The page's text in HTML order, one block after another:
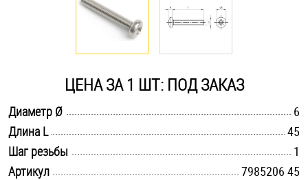
Саморезы и шурупы
Стопорные кольца
Такелаж
Хомуты
ЦЕНА ЗА 1 ШТ: ПОД ЗАКАЗ
Диаметр Ø
6
Длина L
45
Шаг резьбы
1
Артикул
7985206 45